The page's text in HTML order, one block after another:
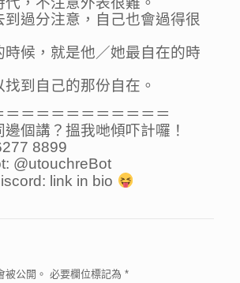
到過分注意，自己也會過得很
時候，就是他／她最自在的時
到自己的那份自在。
＝＝＝＝＝＝＝＝＝＝＝
個講？搵我哋傾吓計囉！
8899
@utouchreBot
link in bio
被公開。 必要欄位標記為 *